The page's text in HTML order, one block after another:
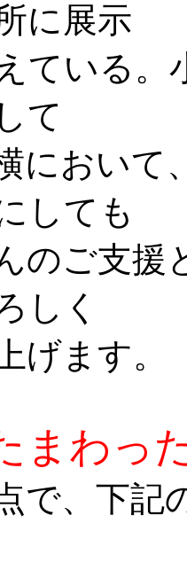
に展示
ている
て
において
しても
のご支援
しく
げます。
まわっ
で、下